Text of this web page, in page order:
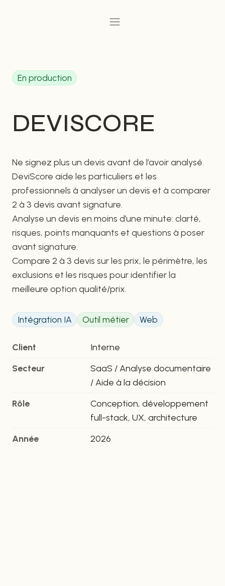
En production
DEVISCORE
Ne signez plus un devis avant de l’avoir analysé.
DeviScore aide les particuliers et les
professionnels à analyser un devis et à comparer
2 à 3 devis avant signature.
Analyse un devis en moins d’une minute: clarté,
risques, points manquants et questions à poser
avant signature.
Compare 2 à 3 devis sur les prix, le périmètre, les
exclusions et les risques pour identifier la
meilleure option qualité/prix.
Intégration IA Outil métier Web
Client
Interne
Secteur
SaaS / Analyse documentaire
/ Aide à la décision
Rôle
Conception, développement
full-stack, UX, architecture
Année
2026